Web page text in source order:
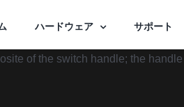
ハードウェア サポート
of the switch handle; the